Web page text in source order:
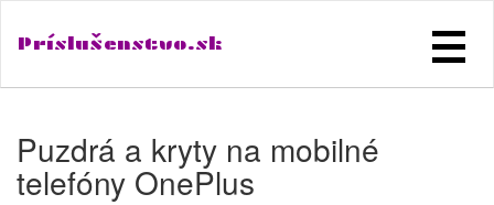
Príslušenstvo.sk
Puzdrá a kryty na mobilné
telefóny OnePlus